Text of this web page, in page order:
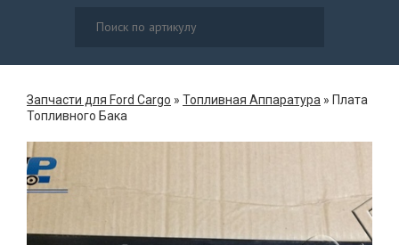
Запчасти для Ford Cargo » Топливная Аппаратура » Плата
Топливного Бака